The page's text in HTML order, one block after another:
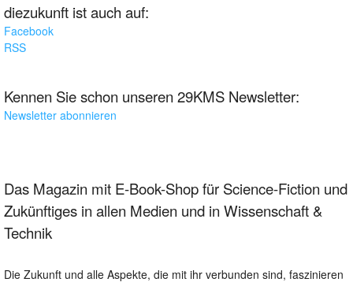
diezukunft ist auch auf:
Facebook
RSS
Kennen Sie schon unseren 29KMS Newsletter:
Newsletter abonnieren
Das Magazin mit E-Book-Shop für Science-Fiction und
Zukünftiges in allen Medien und in Wissenschaft &
Technik
Die Zukunft und alle Aspekte, die mit ihr verbunden sind, faszinieren